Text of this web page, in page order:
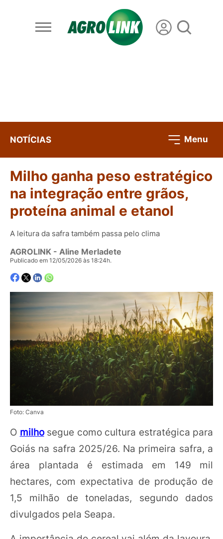
NOTÍCIAS Menu
Milho ganha peso estratégico
na integração entre grãos,
proteína animal e etanol
A leitura da safra também passa pelo clima
AGROLINK - Aline Merladete
Publicado em 12/05/2026 às 18:24h.
Foto: Canva
O milhosegue como cultura estratégica para
Goiás na safra 2025/26. Na primeira safra, a
área plantada é estimada em 149 mil
hectares, com expectativa de produção de
1,5 milhão de toneladas, segundo dados
divulgados pela Seapa.